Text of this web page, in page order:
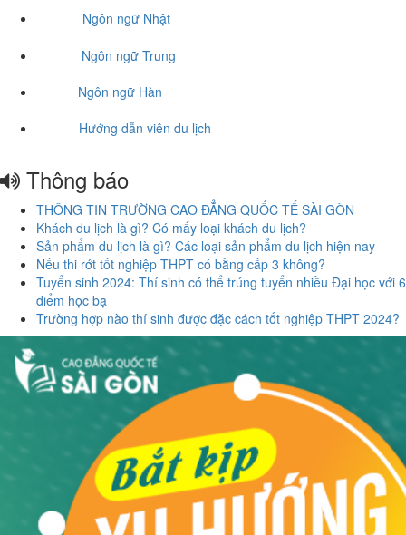
Ngôn ngữ Nhật
Ngôn ngữ Trung
Ngôn ngữ Hàn
Hướng dẫn viên du lịch
Thông báo
THÔNG TIN TRƯỜNG CAO ĐẲNG QUỐC TẾ SÀI GÒN
Khách du lịch là gì? Có mấy loại khách du lịch?
Sản phẩm du lịch là gì? Các loại sản phẩm du lịch hiện nay
Nếu thi rớt tốt nghiệp THPT có bằng cấp 3 không?
Tuyển sinh 2024: Thí sinh có thể trúng tuyển nhiều Đại học với 6
điểm học bạ
Trường hợp nào thí sinh được đặc cách tốt nghiệp THPT 2024?